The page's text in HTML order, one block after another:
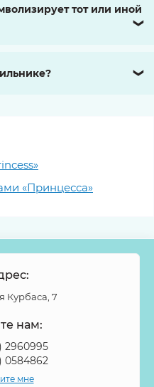
тот или иной
❯
❯
«Принцесса»
Курбаса, 7
нам:
2960995
0584862
мне